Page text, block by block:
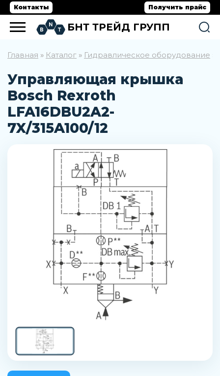
Контакты Получить прайс
БНТ ТРЕЙД ГРУПП
Главная » Каталог » Гидравлическое оборудование
Управляющая крышка
Bosch Rexroth
LFA16DBU2A2-
7X/315A100/12